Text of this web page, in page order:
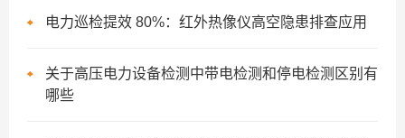
电力巡检提效 80%：红外热像仪高空隐患排查应用
关于高压电力设备检测中带电检测和停电检测区别有
哪些